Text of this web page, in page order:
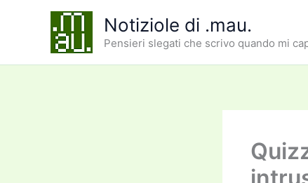
Notiziole di .mau.
Pensieri slegati che scrivo quando mi